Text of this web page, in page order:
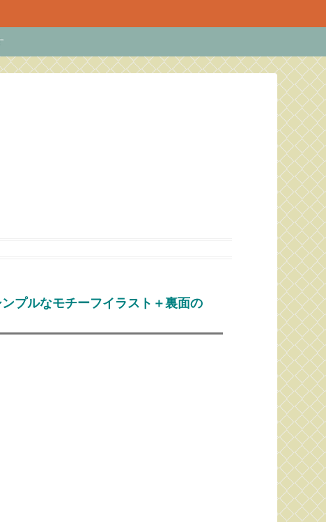
プルなモチーフイラスト＋裏面の